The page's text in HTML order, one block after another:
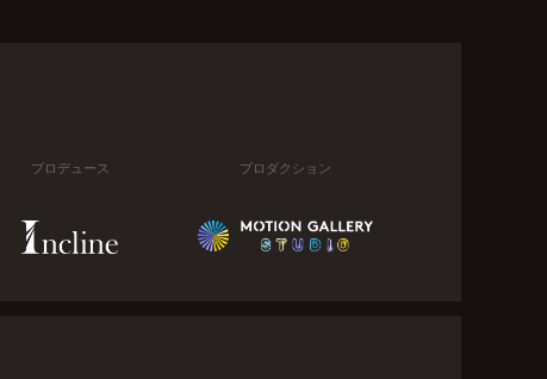
プロデュース プロダクション